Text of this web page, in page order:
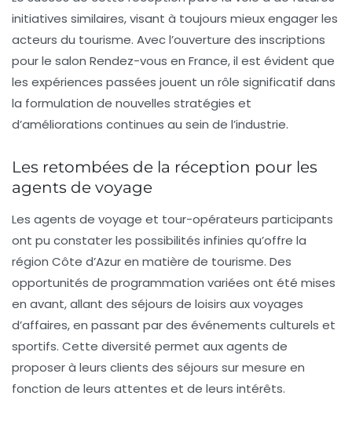
initiatives similaires, visant à toujours mieux engager les
acteurs du tourisme. Avec l’ouverture des inscriptions
pour le salon Rendez-vous en France, il est évident que
les expériences passées jouent un rôle significatif dans
la formulation de nouvelles stratégies et
d’améliorations continues au sein de l’industrie.
Les retombées de la réception pour les
agents de voyage
Les agents de voyage et tour-opérateurs participants
ont pu constater les possibilités infinies qu’offre la
région Côte d’Azur en matière de tourisme. Des
opportunités de programmation variées ont été mises
en avant, allant des séjours de loisirs aux voyages
d’affaires, en passant par des événements culturels et
sportifs. Cette diversité permet aux agents de
proposer à leurs clients des séjours sur mesure en
fonction de leurs attentes et de leurs intérêts.